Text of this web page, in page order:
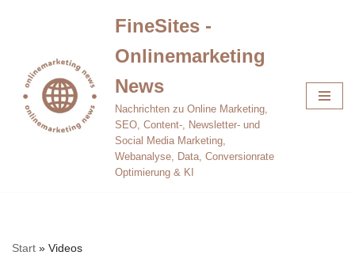
springen
FineSites -
Onlinemarketing
News
Nachrichten zu Online Marketing,
SEO, Content-, Newsletter- und
Social Media Marketing,
Webanalyse, Data, Conversionrate
Optimierung & KI
Start » Videos